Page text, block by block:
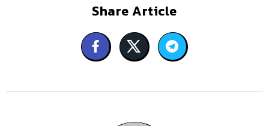
Share Article